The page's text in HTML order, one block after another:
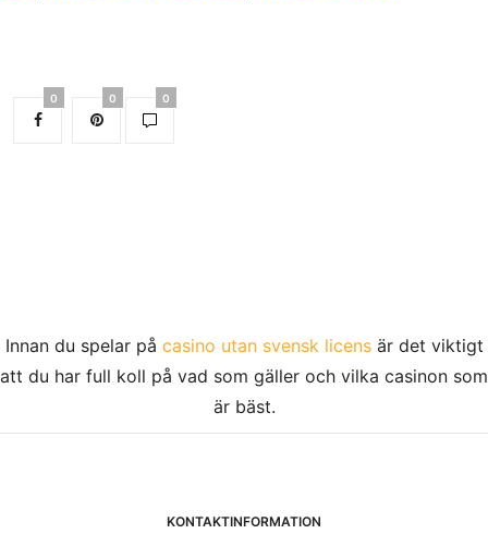
0 0 0
Innan du spelar på casino utan svensk licensär det viktigt
att du har full koll på vad som gäller och vilka casinon som
är bäst.
KONTAKTINFORMATION